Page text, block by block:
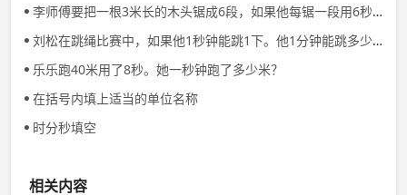
李师傅要把一根3米长的木头锯成6段，如果他每锯一段用6秒钟，要锯完这根木头需要多长时间？
刘松在跳绳比赛中，如果他1秒钟能跳1下。他1分钟能跳多少下？
乐乐跑40米用了8秒。她一秒钟跑了多少米？
在括号内填上适当的单位名称
时分秒填空
相关内容